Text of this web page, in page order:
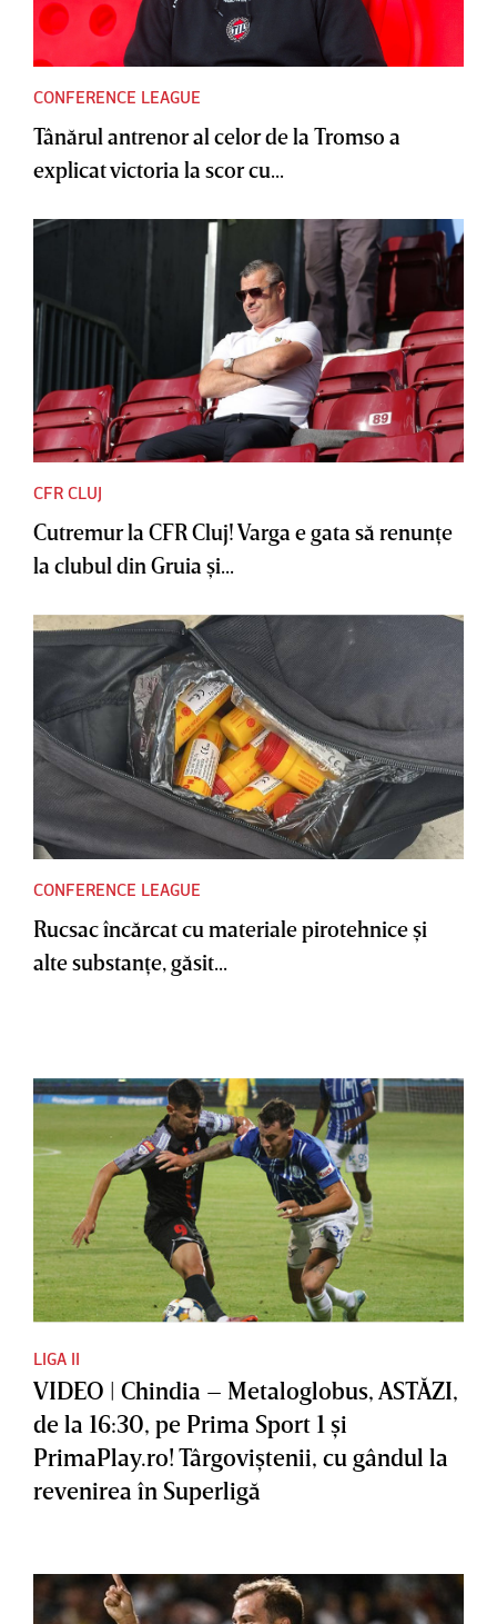
CONFERENCE LEAGUE
Tânărul antrenor al celor de la Tromso a
explicat victoria la scor cu...
CFR CLUJ
Cutremur la CFR Cluj! Varga e gata să renunţe
la clubul din Gruia şi...
CONFERENCE LEAGUE
Rucsac încărcat cu materiale pirotehnice şi
alte substanţe, găsit...
LIGA II
VIDEO | Chindia – Metaloglobus, ASTĂZI,
de la 16:30, pe Prima Sport 1 şi
PrimaPlay.ro! Târgoviştenii, cu gândul la
revenirea în Superligă